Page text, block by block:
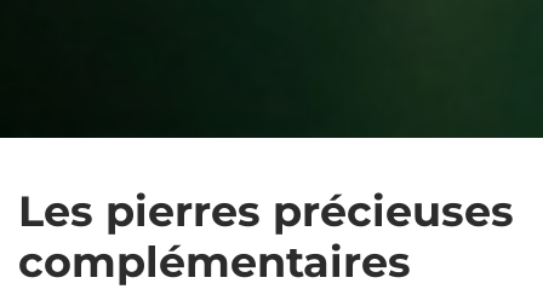
Les pierres précieuses
complémentaires